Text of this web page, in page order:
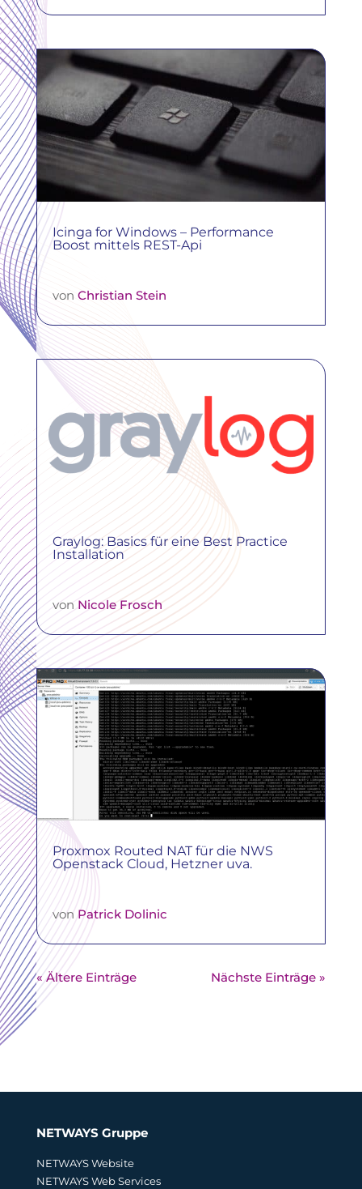
Icinga for Windows – Performance
Boost mittels REST-Api
von Christian Stein
Graylog: Basics für eine Best Practice
Installation
vonNicole Frosch
Proxmox Routed NAT für die NWS
Openstack Cloud, Hetzner uva.
vonPatrick Dolinic
« Ältere Einträge Nächste Einträge »
NETWAYS Gruppe
NETWAYS Website
NETWAYS Web Services